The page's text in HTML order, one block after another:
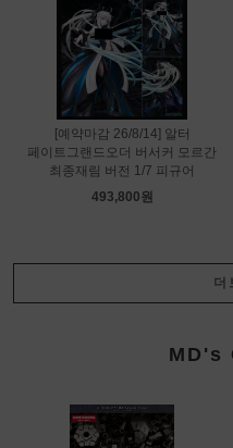
[예약마감 26/8/14] 알터
페이트그랜드오더 버서커 모르간
최종재림 버전 1/7 피규어
493,800원
더
MD's